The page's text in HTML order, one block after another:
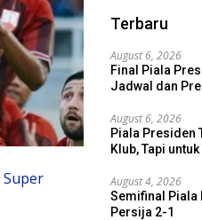
Super
Terbaru
August 6, 2026
Final Piala
Jadwal dan
August 6, 2026
Piala Presiden
Klub, Tapi
August 4, 2026
Semifinal Piala
Persija 2-1